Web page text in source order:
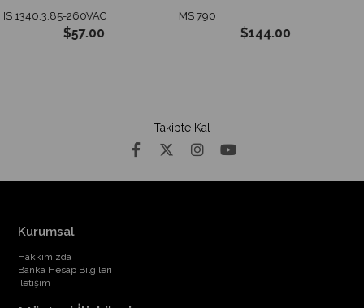
260VAC
$57.00
MS 790
$144.00
Takipte Kal
Kurumsal
Hakkımızda
Banka Hesap Bilgileri
İletişim